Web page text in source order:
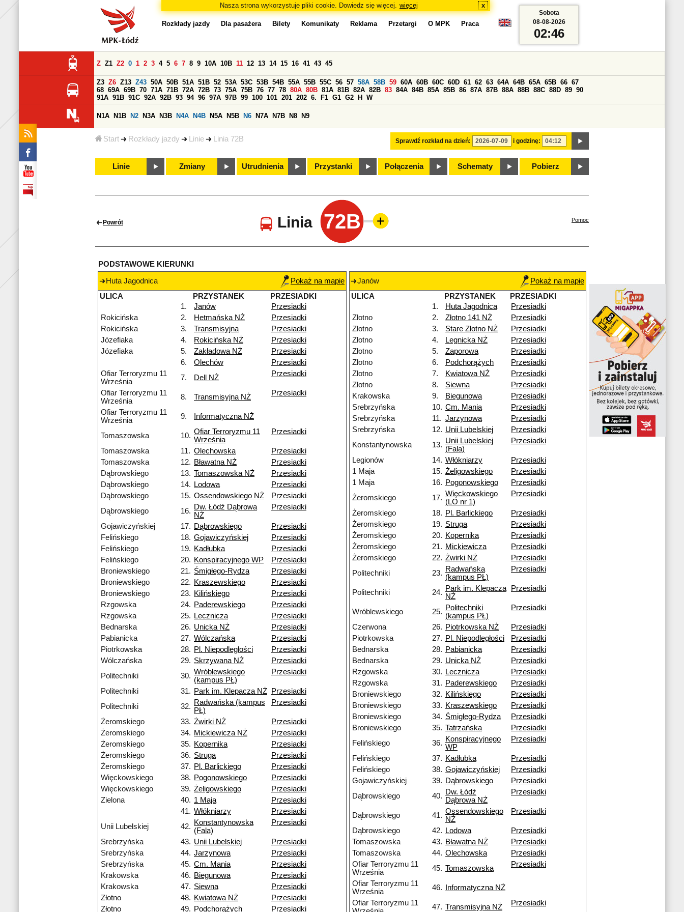
Nasza strona wykorzystuje pliki cookie. Dowiedz się więcej. więcej x
Start Rozkłady jazdy Linie Linia 72B
Rozkłady jazdy Dla pasażera Bilety Komunikaty Reklama Przetargi O MPK Praca
Sprawdź rozkład na dzień: i godzinę:
Z Z1 Z2 0 1 2 3 4 5 6 7 8 9 10A 10B 11 12 13 14 15 16 41 43 45
Z3 Z6 Z13 Z43 50A 50B 51A 51B 52 53A 53C 53B 54B 55A 55B 55C 56 57 58A 58B 59 60A 60B 60C 60D 61 62 63 64A 64B 65A 65B 66 67
68 69A 69B 70 71A 71B 72A 72B 73 75A 75B 76 77 78 80A 80B 81A 81B 82A 82B 83 84A 84B 85A 85B 86 87A 87B 88A 88B 88C 88D 89 90
91A 91B 91C 92A 92B 93 94 96 97A 97B 99 100 101 201 202 6. F1 G1 G2 H W
N1A N1B N2 N3A N3B N4A N4B N5A N5B N6 N7A N7B N8 N9
Linie Zmiany Utrudnienia Przystanki Połączenia Schematy Pobierz
Sobota
08-08-2026
02:46
Powrót Linia 72B Pomoc
PODSTAWOWE KIERUNKI
Huta Jagodnica
Pokaż na mapie
ULICA
PRZYSTANEK
PRZESIADKI
1.
Janów
Przesiadki
Rokicińska
2. Hetmańska NŻ
Przesiadki
Rokicińska
3. Transmisyjna
Przesiadki
Józefiaka
4. Rokicińska NŻ
Przesiadki
Józefiaka
5. Zakładowa NŻ
Przesiadki
6.
Olechów
Przesiadki
Ofiar Terroryzmu 11
Września
7. Dell NŻ Przesiadki
Ofiar Terroryzmu 11
Września
8. Transmisyjna NŻ Przesiadki
Ofiar Terroryzmu 11
Września
9. Informatyczna NŻ
Tomaszowska 10. Ofiar Terroryzmu 11
Września
Przesiadki
Tomaszowska 11. Olechowska
Przesiadki
Tomaszowska
12. Bławatna NŻ
Przesiadki
Dąbrowskiego
13. Tomaszowska NŻ
Przesiadki
Dąbrowskiego
14. Lodowa
Przesiadki
Dąbrowskiego
15. Ossendowskiego NŻ
Przesiadki
Dąbrowskiego
16. Dw. Łódź Dąbrowa
NŻ
Przesiadki
Gojawiczyńskiej 17. Dąbrowskiego
Przesiadki
Felińskiego
18. Gojawiczyńskiej
Przesiadki
Felińskiego
19. Kadłubka
Przesiadki
Felińskiego
20. Konspiracyjnego WP
Przesiadki
Broniewskiego
21. Śmigłego-Rydza
Przesiadki
Broniewskiego
22. Kraszewskiego
Przesiadki
Broniewskiego
23. Kilińskiego
Przesiadki
Rzgowska
24. Paderewskiego
Przesiadki
Rzgowska
25. Lecznicza
Przesiadki
Bednarska
26. Unicka NŻ
Przesiadki
Pabianicka
27. Wólczańska
Przesiadki
Piotrkowska
28. Pl. Niepodległości
Przesiadki
Wólczańska
29. Skrzywana NŻ
Przesiadki
Politechniki
30. Wróblewskiego
(kampus PŁ)
Przesiadki
Politechniki 31. Park im. Klepacza NŻ
Przesiadki
Politechniki
32. Radwańska (kampus
PŁ)
Przesiadki
Żeromskiego 33. Żwirki NŻ
Przesiadki
Żeromskiego
34. Mickiewicza NŻ
Przesiadki
Żeromskiego
35. Kopernika
Przesiadki
Żeromskiego
36. Struga
Przesiadki
Żeromskiego
37. Pl. Barlickiego
Przesiadki
Więckowskiego
38. Pogonowskiego
Przesiadki
Więckowskiego
39. Żeligowskiego
Przesiadki
Zielona
40. 1 Maja
Przesiadki
41. Włókniarzy
Przesiadki
Unii Lubelskiej
42. Konstantynowska
(Fala)
Przesiadki
Srebrzyńska 43. Unii Lubelskiej
Przesiadki
Srebrzyńska
44. Jarzynowa
Przesiadki
Srebrzyńska
45. Cm. Mania
Przesiadki
Krakowska
46. Biegunowa
Przesiadki
Krakowska
47. Siewna
Przesiadki
Złotno
48. Kwiatowa NŻ
Przesiadki
Złotno
49. Podchorążych Przesiadki
Janów
Pokaż na mapie
ULICA
PRZYSTANEK
PRZESIADKI
1.
Huta Jagodnica
Przesiadki
Złotno
2. Złotno 141 NŻ
Przesiadki
Złotno
3. Stare Złotno NŻ
Przesiadki
Złotno
4. Legnicka NŻ
Przesiadki
Złotno
5. Zaporowa
Przesiadki
Złotno
6. Podchorążych
Przesiadki
Złotno
7. Kwiatowa NŻ
Przesiadki
Złotno
8. Siewna
Przesiadki
Krakowska
9. Biegunowa
Przesiadki
Srebrzyńska
10. Cm. Mania
Przesiadki
Srebrzyńska
11. Jarzynowa
Przesiadki
Srebrzyńska
12. Unii Lubelskiej
Przesiadki
Konstantynowska
13. Unii Lubelskiej
(Fala)
Przesiadki
Legionów 14. Włókniarzy
Przesiadki
1 Maja
15. Żeligowskiego
Przesiadki
1 Maja
16. Pogonowskiego
Przesiadki
Żeromskiego
17. Więckowskiego
(LO nr 1)
Przesiadki
Żeromskiego 18. Pl. Barlickiego
Przesiadki
Żeromskiego
19. Struga
Przesiadki
Żeromskiego
20. Kopernika
Przesiadki
Żeromskiego
21. Mickiewicza
Przesiadki
Żeromskiego
22. Żwirki NŻ
Przesiadki
Politechniki
23. Radwańska
(kampus PŁ)
Przesiadki
Politechniki 24. Park im. Klepacza
NŻ
Przesiadki
Wróblewskiego 25. Politechniki
(kampus PŁ)
Przesiadki
Czerwona 26. Piotrkowska NŻ
Przesiadki
Piotrkowska
27. Pl. Niepodległości
Przesiadki
Bednarska
28. Pabianicka
Przesiadki
Bednarska
29. Unicka NŻ
Przesiadki
Rzgowska
30. Lecznicza
Przesiadki
Rzgowska
31. Paderewskiego
Przesiadki
Broniewskiego
32. Kilińskiego
Przesiadki
Broniewskiego
33. Kraszewskiego
Przesiadki
Broniewskiego
34. Śmigłego-Rydza
Przesiadki
Broniewskiego
35. Tatrzańska
Przesiadki
Felińskiego
36. Konspiracyjnego
WP
Przesiadki
Felińskiego 37. Kadłubka
Przesiadki
Felińskiego
38. Gojawiczyńskiej
Przesiadki
Gojawiczyńskiej
39. Dąbrowskiego
Przesiadki
Dąbrowskiego
40. Dw. Łódź
Dąbrowa NŻ
Przesiadki
Dąbrowskiego 41. Ossendowskiego
NŻ
Przesiadki
Dąbrowskiego 42. Lodowa
Przesiadki
Tomaszowska
43. Bławatna NŻ
Przesiadki
Tomaszowska
44. Olechowska
Przesiadki
Ofiar Terroryzmu 11
Września
45. Tomaszowska Przesiadki
Ofiar Terroryzmu 11
Września
46.
Informatyczna NŻ
Ofiar Terroryzmu 11
47. Transmisyjna NŻ Przesiadki